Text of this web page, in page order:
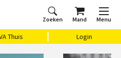
Zoeken Mand Menu
Thuis Login